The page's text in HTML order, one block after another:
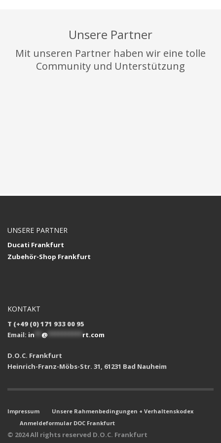
Unsere Partner
Mit unseren Partner haben wir eine tolle
Community und Unterstützung
UNSERE PARTNER
Ducati Frankfurt
Zubehör-Shop Frankfurt
KONTAKT
T (+49 (0) 171 933 00 95
Email: in @ ********** rt.com
D.O.C. Frankfurt
Heinrich-Franz-Möbs-Str. 31, 61231 Bad Nauheim
Impressum
Unsere Rahmenbedingungen + Verhaltenskodex
Anmeldeformular DOC Frankfurt
© 2024 All rights reserved D.O.C. Frankfurt